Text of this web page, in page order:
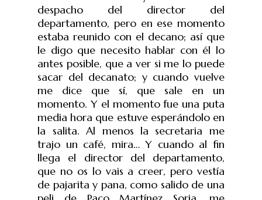
despacho del director del
departamento, pero en ese momento
estaba reunido con el decano; así que
le digo que necesito hablar con él lo
antes posible, que a ver si me lo puede
sacar del decanato; y cuando vuelve
me dice que sí, que sale en un
momento. Y el momento fue una puta
media hora que estuve esperándolo en
la salita. Al menos la secretaria me
trajo un café, mira… Y cuando al fin
llega el director del departamento,
que no os lo vais a creer, pero vestía
de pajarita y pana, como salido de una